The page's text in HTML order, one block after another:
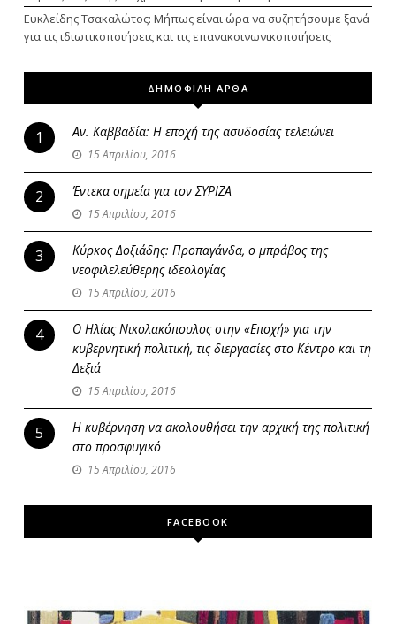
Ευκλείδης Τσακαλώτος: Μήπως είναι ώρα να συζητήσουμε ξανά
για τις ιδιωτικοποιήσεις και τις επανακοινωνικοποιήσεις
ΔΗΜΟΦΙΛΗ ΑΡΘΑ
1 Αν. Καββαδία: Η εποχή της ασυδοσίας τελειώνει
15 Απριλίου, 2016
2 Έντεκα σημεία για τον ΣΥΡΙΖΑ
15 Απριλίου, 2016
3
Κύρκος Δοξιάδης: Προπαγάνδα, ο μπράβος της
νεοφιλελεύθερης ιδεολογίας
15 Απριλίου, 2016
4
Ο Ηλίας Νικολακόπουλος στην «Εποχή» για την
κυβερνητική πολιτική, τις διεργασίες στο Κέντρο και τη
Δεξιά
15 Απριλίου, 2016
5
Η κυβέρνηση να ακολουθήσει την αρχική της πολιτική
στο προσφυγικό
15 Απριλίου, 2016
FACEBOOK